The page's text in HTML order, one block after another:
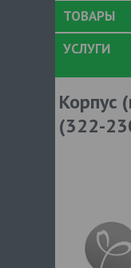
ТОВАРЫ
УСЛУГИ
Корпус
(322-